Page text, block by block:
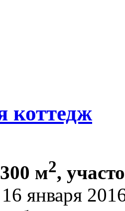
коттедж
м2,
января